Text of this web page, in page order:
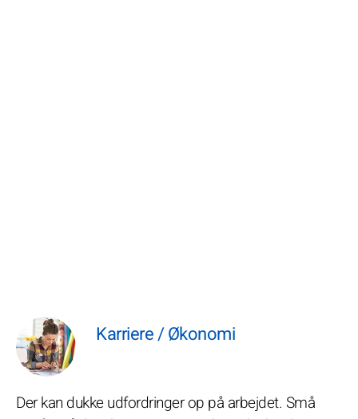
Karriere / Økonomi
Der kan dukke udfordringer op på arbejdet. Små